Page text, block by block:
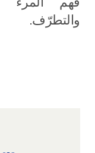
والتطرّف.